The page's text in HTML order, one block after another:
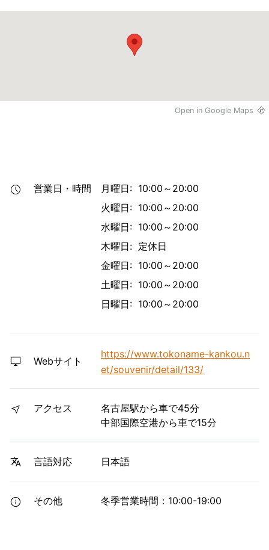
Open in Google Maps
営業日・時間
月曜日: 10:00～20:00
火曜日: 10:00～20:00
水曜日: 10:00～20:00
木曜日: 定休日
金曜日: 10:00～20:00
土曜日: 10:00～20:00
日曜日: 10:00～20:00
Webサイト
https://www.tokoname-kankou.n
et/souvenir/detail/133/
アクセス
名古屋駅から車で45分
中部国際空港から車で15分
言語対応 日本語
その他 冬季営業時間：10:00-19:00